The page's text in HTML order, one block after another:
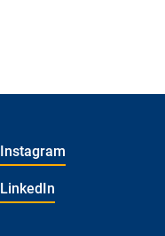
Instagram
LinkedIn